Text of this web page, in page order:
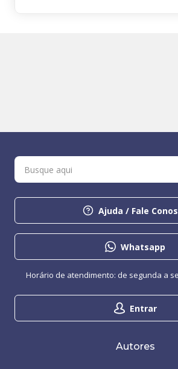
Ajuda / Fale
Whatsapp
Entrar
Horário de atendimento: de segunda a
Autores